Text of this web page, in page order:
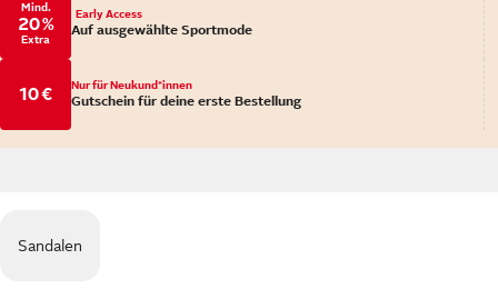
Mind.
20 %
Extra
Early Access
Auf ausgewählte Sportmode
10 € Nur für Neukund*innen
Gutschein für deine erste Bestellung
Sandalen